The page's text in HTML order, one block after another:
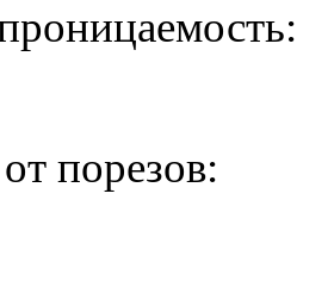
порезов: